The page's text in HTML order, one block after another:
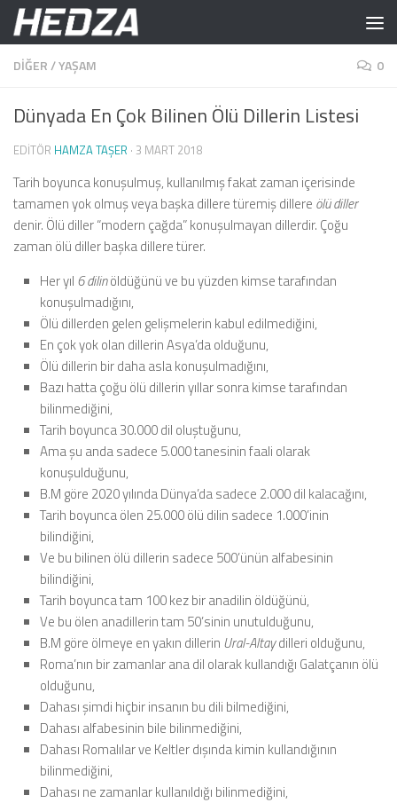
Skip to content
DIĞER/YAŞAM 0
Dünyada En Çok Bilinen Ölü Dillerin Listesi
EDITÖR HAMZA TAŞER · 3 MART 2018
Tarih boyunca konuşulmuş, kullanılmış fakat zaman içerisinde
tamamen yok olmuş veya başka dillere türemiş dillere ölü diller
denir. Ölü diller “modern çağda” konuşulmayan dillerdir. Çoğu
zaman ölü diller başka dillere türer.
Her yıl 6 dilinöldüğünü ve bu yüzden kimse tarafından
konuşulmadığını,
Ölü dillerden gelen gelişmelerin kabul edilmediğini,
En çok yok olan dillerin Asya’da olduğunu,
Ölü dillerin bir daha asla konuşulmadığını,
Bazı hatta çoğu ölü dillerin yıllar sonra kimse tarafından
bilinmediğini,
Tarih boyunca 30.000 dil oluştuğunu,
Ama şu anda sadece 5.000 tanesinin faali olarak
konuşulduğunu,
B.M göre 2020 yılında Dünya’da sadece 2.000 dil kalacağını,
Tarih boyunca ölen 25.000 ölü dilin sadece 1.000’inin
bilindiğini,
Ve bu bilinen ölü dillerin sadece 500’ünün alfabesinin
bilindiğini,
Tarih boyunca tam 100 kez bir anadilin öldüğünü,
Ve bu ölen anadillerin tam 50’sinin unutulduğunu,
B.M göre ölmeye en yakın dillerin Ural-Altaydilleri olduğunu,
Roma’nın bir zamanlar ana dil olarak kullandığı Galatçanın ölü
olduğunu,
Dahası şimdi hiçbir insanın bu dili bilmediğini,
Dahası alfabesinin bile bilinmediğini,
Dahası Romalılar ve Keltler dışında kimin kullandığının
bilinmediğini,
Dahası ne zamanlar kullanıldığı bilinmediğini,